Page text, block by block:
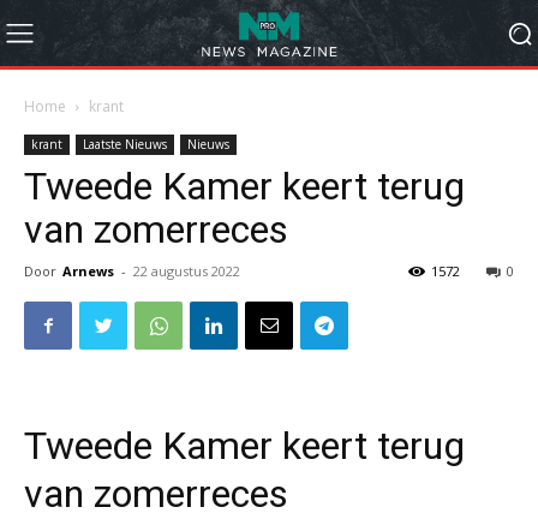
Home krant
krant Laatste Nieuws Nieuws
Tweede Kamer keert terug
van zomerreces
Door Arnews - 22 augustus 2022 0
1572
Tweede Kamer keert terug
van zomerreces